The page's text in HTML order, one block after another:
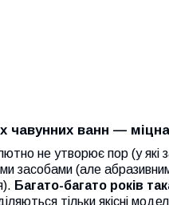
чавунних ванн —
не утворює пор (у які
засобами (але
Багато-багато років
тільки якісні